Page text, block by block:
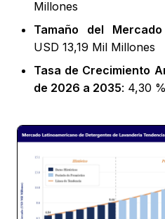
Millones
Tamaño del
USD 13,19 Mil Millones
Tasa de Crecimiento
de 2026 a 2035: 4,30 %